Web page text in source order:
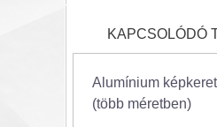
KAPCSOLÓDÓ
Alumínium
(több méretben)